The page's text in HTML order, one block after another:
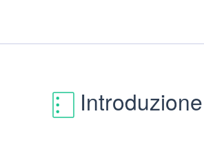
Introduzione